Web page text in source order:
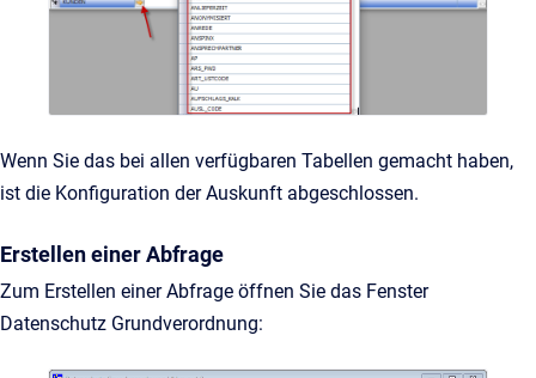
Wenn Sie das bei allen verfügbaren Tabellen gemacht haben,
ist die Konfiguration der Auskunft abgeschlossen.
Erstellen einer Abfrage
Zum Erstellen einer Abfrage öffnen Sie das Fenster
Datenschutz Grundverordnung: